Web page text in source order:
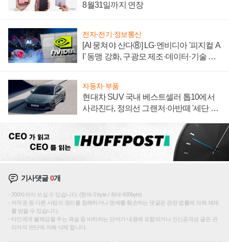
8월31일까지 연장
전자·전기·정보통신
[AI 뭉쳐야 산다⑧] LG·엔비디아 '피지컬 A
I' 동맹 강화, 구광모 제조·데이터·기술 결
자동차·부품
현대차 SUV 국내 베스트셀러 톱10에서
사라진다, 정의선 그랜저·아반떼 '세단 쌍
기사댓글0개
200자까지 쓰실 수 있습니다. (현재 0 byte / 최대 400byte)
저작권 등 다른 사람의 권리를 침해하거나 명예를 훼손하는 댓글은 관련 법률에 의해 제재
를 받을 수 있습니다.
타인에게 불쾌감을 주는 욕설 등 비하하는 단어가 내용에 포함되거나 인신공격성 글은 관
리자의 판단에 의해 삭제 합니다.